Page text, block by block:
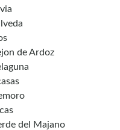
de Ardoz
del Majano